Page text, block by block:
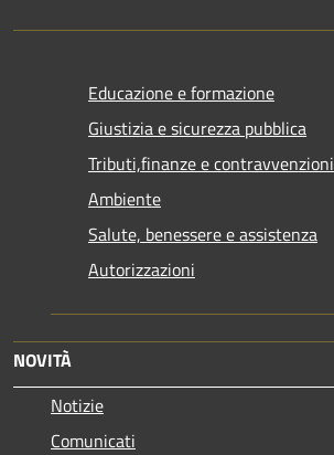
Educazione e formazione
Giustizia e sicurezza pubblica
Tributi,finanze e contravvenzioni
Ambiente
Salute, benessere e assistenza
Autorizzazioni
NOVITÀ
Notizie
Comunicati